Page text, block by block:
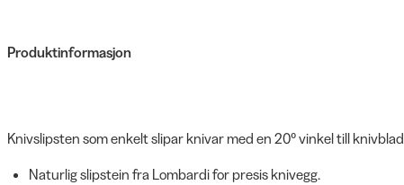
Produktinformasjon
Knivslipsten som enkelt slipar knivar med en 20° vinkel till
Naturlig slipstein fra Lombardi for presis knivegg.